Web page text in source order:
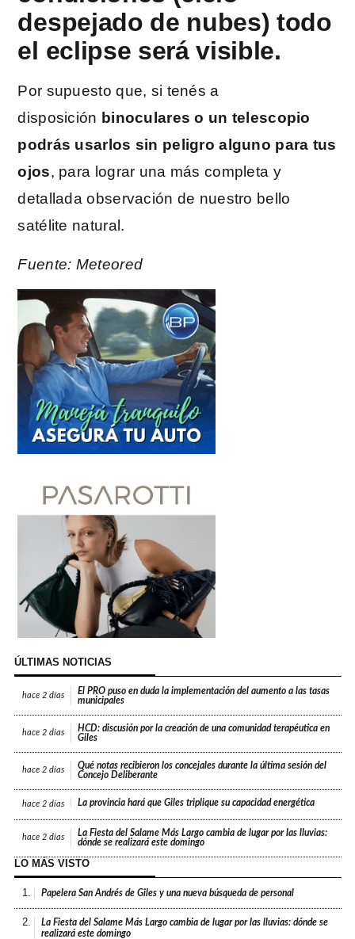
despejado de nubes) todo
el eclipse será visible.
Por supuesto que, si tenés a
disposición binoculares o un telescopio
podrás usarlos sin peligro alguno para tus
ojos, para lograr una más completa y
detallada observación de nuestro bello
satélite natural.
Fuente: Meteored
ÚLTIMAS NOTICIAS
hace 2 días
El PRO puso en duda la implementación del aumento a las tasas
municipales
hace 2 días
HCD: discusión por la creación de una comunidad terapéutica en
Giles
hace 2 días
Qué notas recibieron los concejales durante la última sesión del
Concejo Deliberante
hace 2 días La provincia hará que Giles triplique su capacidad energética
hace 2 días
La Fiesta del Salame Más Largo cambia de lugar por las lluvias:
dónde se realizará este domingo
LO MÁS VISTO
1. Papelera San Andrés de Giles y una nueva búsqueda de personal
2.
La Fiesta del Salame Más Largo cambia de lugar por las lluvias: dónde se
realizará este domingo